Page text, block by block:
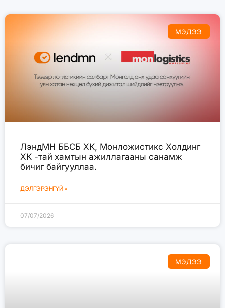
МЭДЭЭ
ЛэндМН ББСБ ХК, Монложистикс Холдинг
ХК -тай хамтын ажиллагааны санамж
бичиг байгууллаа.
ДЭЛГЭРЭНГҮЙ »
07/07/2026
МЭДЭЭ